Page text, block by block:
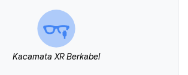
Kacamata XR Berkabel